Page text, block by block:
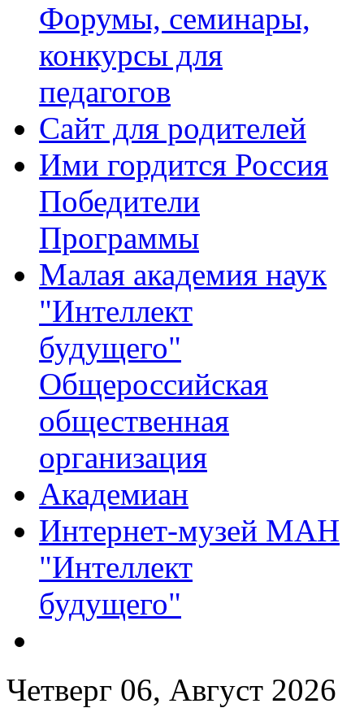
Форумы, семинары,
конкурсы для
педагогов
Сайт для родителей
Ими гордится Россия
Победители
Программы
Малая академия наук
"Интеллект
будущего"
Общероссийская
общественная
организация
Академиан
Интернет-музей МАН
"Интеллект
будущего"
Четверг 06, Август 2026